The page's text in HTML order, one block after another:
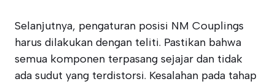
Selanjutnya, pengaturan posisi NM Couplings
harus dilakukan dengan teliti. Pastikan bahwa
semua komponen terpasang sejajar dan tidak
ada sudut yang terdistorsi. Kesalahan pada tahap